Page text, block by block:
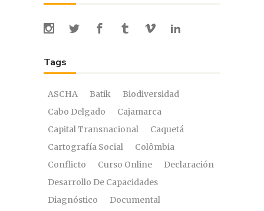
Tags
ASCHA Batik
Biodiversidad
Cabo Delgado
Cajamarca
Capital Transnacional
Caquetá
Cartografía Social
Colômbia
Conflicto
Curso Online
Declaración
Desarrollo De Capacidades
Diagnóstico
Documental